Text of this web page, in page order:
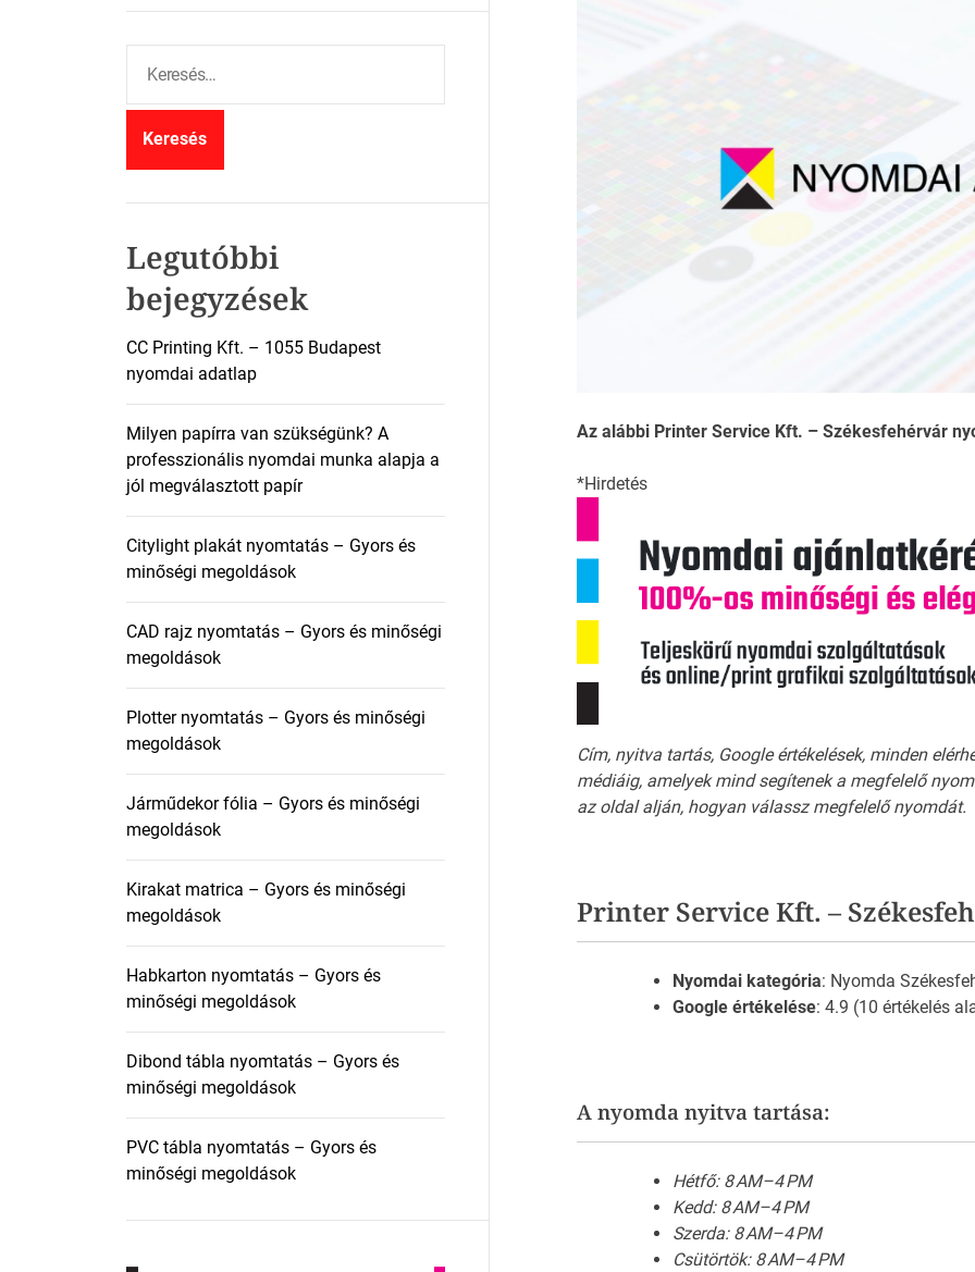
Az alábbi Printer Service Kft. – Székesfehérvár
*Hirdetés
Cím, nyitva tartás, Google értékelések, minden
médiáig, amelyek mind segítenek a megfelelő
az oldal alján, hogyan válassz megfelelő nyomdát.
Printer Service Kft. –
Nyomdai kategória: Nyomda
Google értékelése: 4.9 (10 értékelés
A nyomda nyitva tartása:
Hétfő: 8 AM–4 PM
Kedd: 8 AM–4 PM
Szerda: 8 AM–4 PM
Csütörtök: 8 AM–4 PM
r
Legutóbbi
bejegyzések
CC Printing Kft. – 1055 Budapest
nyomdai adatlap
Milyen papírra van szükségünk? A
professzionális nyomdai munka alapja a
jól megválasztott papír
Citylight plakát nyomtatás – Gyors és
minőségi megoldások
CAD rajz nyomtatás – Gyors és minőségi
megoldások
Plotter nyomtatás – Gyors és minőségi
megoldások
Járműdekor fólia – Gyors és minőségi
megoldások
Kirakat matrica – Gyors és minőségi
megoldások
Habkarton nyomtatás – Gyors és
minőségi megoldások
Dibond tábla nyomtatás – Gyors és
minőségi megoldások
PVC tábla nyomtatás – Gyors és
minőségi megoldások